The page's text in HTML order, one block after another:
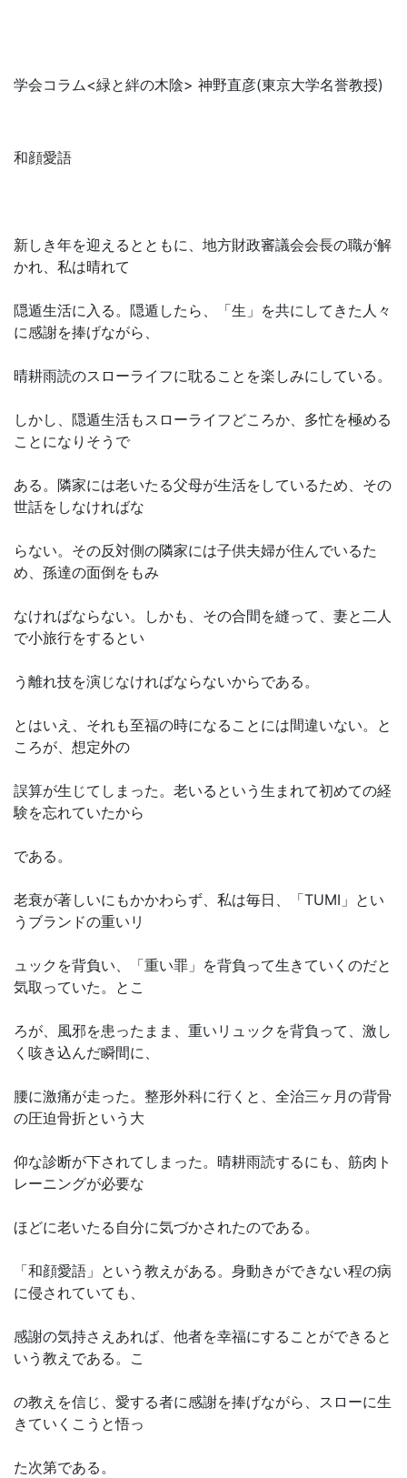
学会コラム<緑と絆の木陰> 神野直彦(東京大学名誉教授)
和顔愛語
新しき年を迎えるとともに、地方財政審議会会長の職が解
かれ、私は晴れて
隠遁生活に入る。隠遁したら、「生」を共にしてきた人々
に感謝を捧げながら、
晴耕雨読のスローライフに耽ることを楽しみにしている。
しかし、隠遁生活もスローライフどころか、多忙を極める
ことになりそうで
ある。隣家には老いたる父母が生活をしているため、その
世話をしなければな
らない。その反対側の隣家には子供夫婦が住んでいるた
め、孫達の面倒をもみ
なければならない。しかも、その合間を縫って、妻と二人
で小旅行をするとい
う離れ技を演じなければならないからである。
とはいえ、それも至福の時になることには間違いない。と
ころが、想定外の
誤算が生じてしまった。老いるという生まれて初めての経
験を忘れていたから
である。
老衰が著しいにもかかわらず、私は毎日、「TUMI」とい
うブランドの重いリ
ュックを背負い、「重い罪」を背負って生きていくのだと
気取っていた。とこ
ろが、風邪を患ったまま、重いリュックを背負って、激し
く咳き込んだ瞬間に、
腰に激痛が走った。整形外科に行くと、全治三ヶ月の背骨
の圧迫骨折という大
仰な診断が下されてしまった。晴耕雨読するにも、筋肉ト
レーニングが必要な
ほどに老いたる自分に気づかされたのである。
「和顔愛語」という教えがある。身動きができない程の病
に侵されていても、
感謝の気持さえあれば、他者を幸福にすることができると
いう教えである。こ
の教えを信じ、愛する者に感謝を捧げながら、スローに生
きていくこうと悟っ
た次第である。